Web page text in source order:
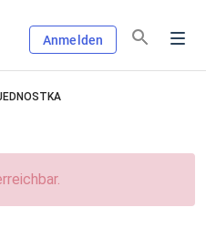
Anmelden